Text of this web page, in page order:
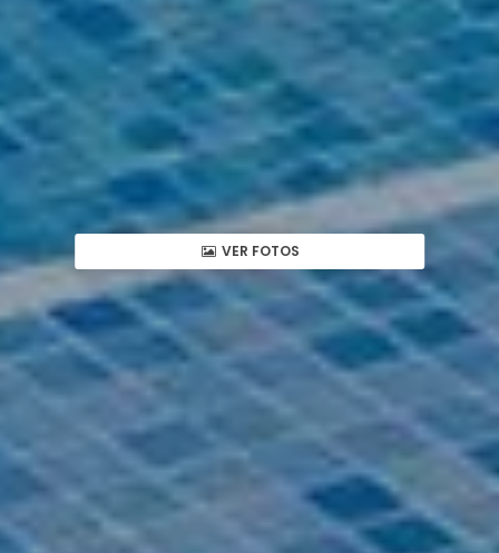
VER FOTOS